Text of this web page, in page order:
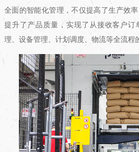
全面的智能化管理，不仅提高了生产效
提升了产品质量，实现了从接收客户订
理、设备管理、计划调度、物流等全流程